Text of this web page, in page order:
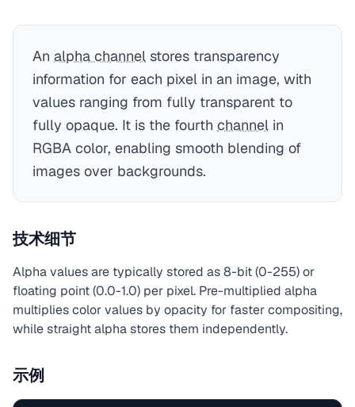
An alpha channel stores transparency
information for each pixel in an image, with
values ranging from fully transparent to
fully opaque. It is the fourth channel in
RGBA color, enabling smooth blending of
images over backgrounds.
技术细节
Alpha values are typically stored as 8-bit (0-255) or
floating point (0.0-1.0) per pixel. Pre-multiplied alpha
multiplies color values by opacity for faster compositing,
while straight alpha stores them independently.
示例